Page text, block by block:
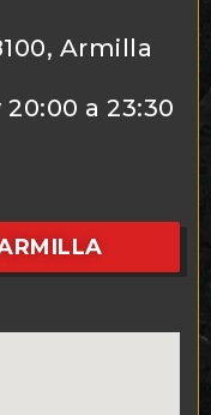
Armilla
20:00 a 23:30